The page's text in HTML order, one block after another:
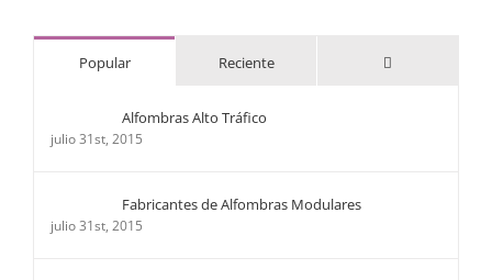
Popular Reciente
Alfombras Alto Tráfico
julio 31st, 2015
Fabricantes de Alfombras Modulares
julio 31st, 2015